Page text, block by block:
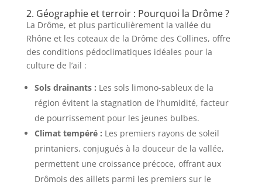
2. Géographie et terroir : Pourquoi la Drôme ?
La Drôme, et plus particulièrement la vallée du
Rhône et les coteaux de la Drôme des Collines, offre
des conditions pédoclimatiques idéales pour la
culture de l’ail :
Sols drainants : Les sols limono-sableux de la
région évitent la stagnation de l’humidité, facteur
de pourrissement pour les jeunes bulbes.
Climat tempéré : Les premiers rayons de soleil
printaniers, conjugués à la douceur de la vallée,
permettent une croissance précoce, offrant aux
Drômois des aillets parmi les premiers sur le